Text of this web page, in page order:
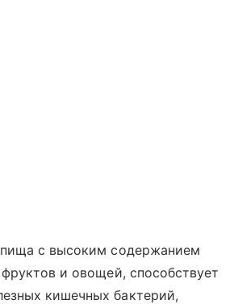
с высоким содержанием
и овощей, способствует
кишечных бактерий,